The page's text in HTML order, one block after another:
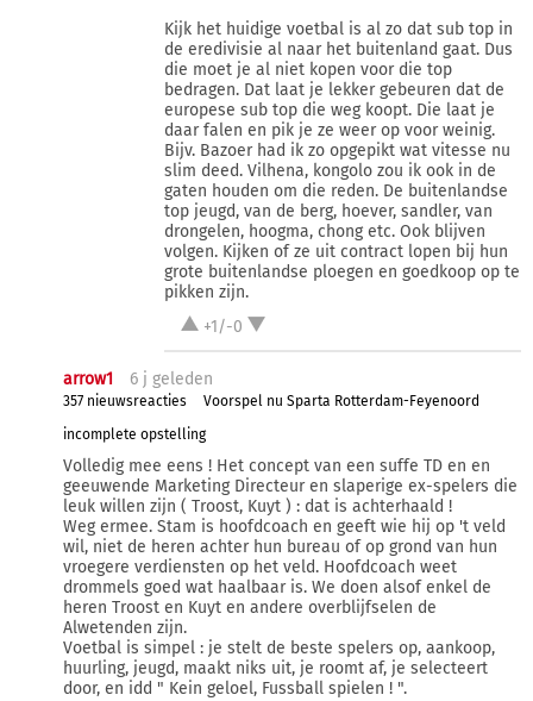
Kijk het huidige voetbal is al zo dat sub top in
de eredivisie al naar het buitenland gaat. Dus
die moet je al niet kopen voor die top
bedragen. Dat laat je lekker gebeuren dat de
europese sub top die weg koopt. Die laat je
daar falen en pik je ze weer op voor weinig.
Bijv. Bazoer had ik zo opgepikt wat vitesse nu
slim deed. Vilhena, kongolo zou ik ook in de
gaten houden om die reden. De buitenlandse
top jeugd, van de berg, hoever, sandler, van
drongelen, hoogma, chong etc. Ook blijven
volgen. Kijken of ze uit contract lopen bij hun
grote buitenlandse ploegen en goedkoop op te
pikken zijn.
+1/-0
arrow1 6 j geleden
357 nieuwsreacties
Voorspel nu Sparta Rotterdam-Feyenoord
incomplete opstelling
Volledig mee eens ! Het concept van een suffe TD en en
geeuwende Marketing Directeur en slaperige ex-spelers die
leuk willen zijn ( Troost, Kuyt ) : dat is achterhaald !
Weg ermee. Stam is hoofdcoach en geeft wie hij op 't veld
wil, niet de heren achter hun bureau of op grond van hun
vroegere verdiensten op het veld. Hoofdcoach weet
drommels goed wat haalbaar is. We doen alsof enkel de
heren Troost en Kuyt en andere overblijfselen de
Alwetenden zijn.
Voetbal is simpel : je stelt de beste spelers op, aankoop,
huurling, jeugd, maakt niks uit, je roomt af, je selecteert
door, en idd " Kein geloel, Fussball spielen ! ".